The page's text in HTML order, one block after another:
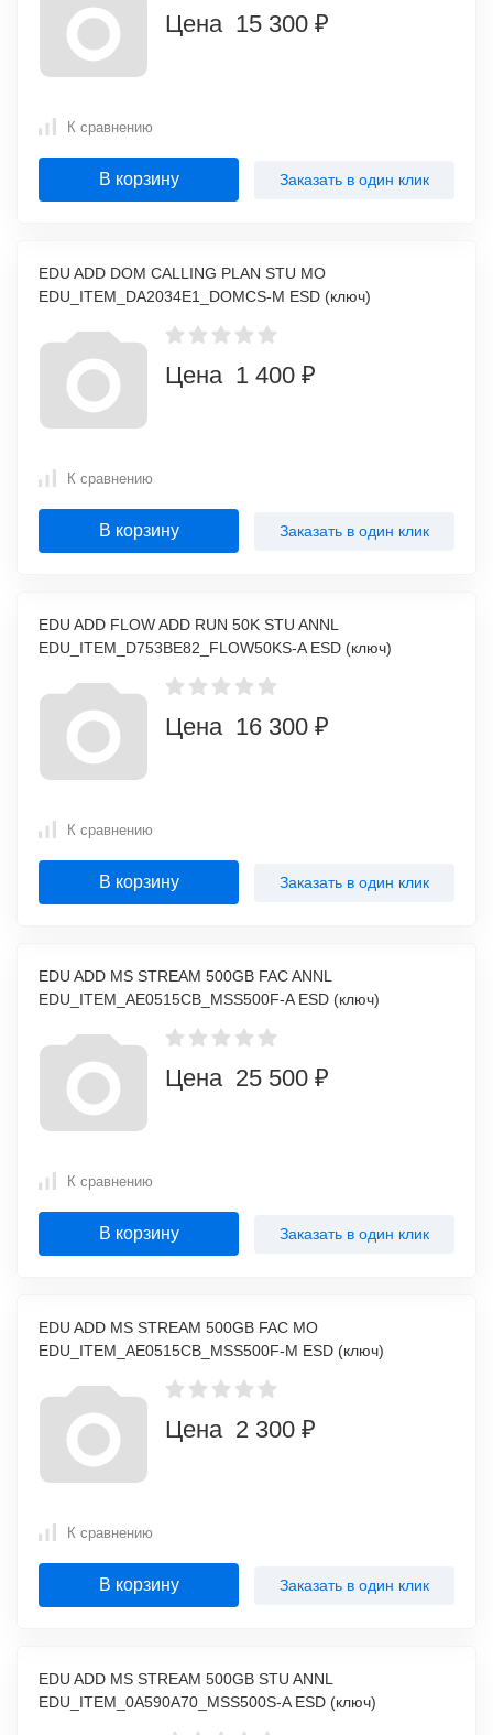
Цена 15 300 ₽
К сравнению
В корзину Заказать в один клик
EDU ADD DOM CALLING PLAN STU MO
EDU_ITEM_DA2034E1_DOMCS-M ESD (ключ)
Цена 1 400 ₽
К сравнению
В корзину Заказать в один клик
EDU ADD FLOW ADD RUN 50K STU ANNL
EDU_ITEM_D753BE82_FLOW50KS-A ESD (ключ)
Цена 16 300 ₽
К сравнению
В корзину Заказать в один клик
EDU ADD MS STREAM 500GB FAC ANNL
EDU_ITEM_AE0515CB_MSS500F-A ESD (ключ)
Цена 25 500 ₽
К сравнению
В корзину Заказать в один клик
EDU ADD MS STREAM 500GB FAC MO
EDU_ITEM_AE0515CB_MSS500F-M ESD (ключ)
Цена 2 300 ₽
К сравнению
В корзину Заказать в один клик
EDU ADD MS STREAM 500GB STU ANNL
EDU_ITEM_0A590A70_MSS500S-A ESD (ключ)